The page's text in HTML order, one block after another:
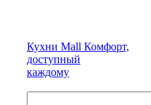
Кухни Mall Комфорт,
доступный
каждому